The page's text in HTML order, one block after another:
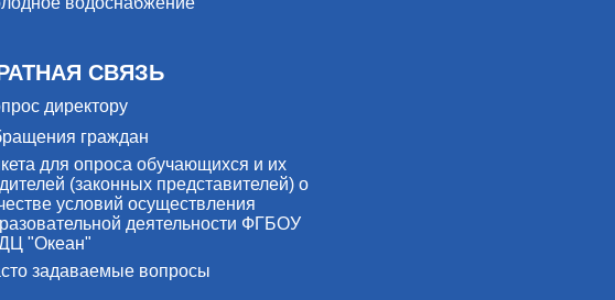
СВЯЗЬ
директору
граждан
для опроса обучающихся и их
(законных представителей) о
условий осуществления
деятельности ФГБОУ
"Океан"
задаваемые вопросы